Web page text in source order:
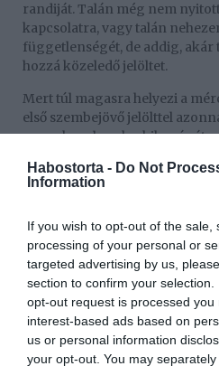
Habostorta - Do Not
Information
If you wish to opt-out of the
processing of your personal or
targeted advertising by us,
section to confirm your
opt-out request is processed you
interest-based ads based on
us or personal information
your opt-out. You may
randiját. Talán még nem
kapcsolatra, vagy talán
függetlenségét, de addig, akár
hozzá közeledő jelöltet.
Mert túl magasra helyezi a
első szembejövő jelölttel
vannak emberek, akik már
kapcsolatnak, hogy nincs
Mert túl elfoglalt. Egyre
amelyben elég nehéz
szerelmünkkel nyugodtan
pedig még ennél is
fognak inkább.
Mert túlságosan gyorsan akar
randin az esküvőről